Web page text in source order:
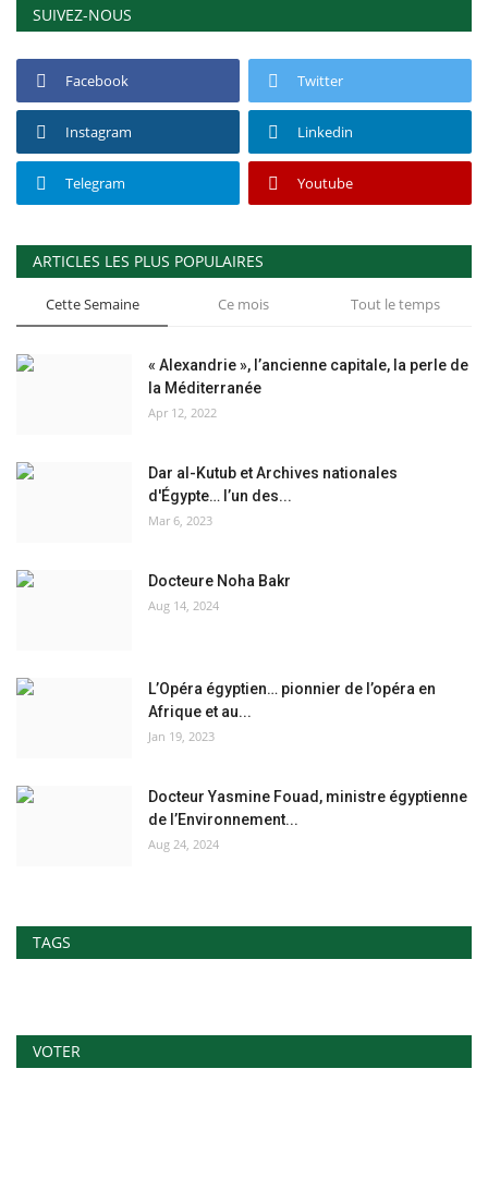
SUIVEZ-NOUS
Facebook Twitter
Instagram Linkedin
Telegram Youtube
ARTICLES LES PLUS POPULAIRES
Cette Semaine Ce mois Tout le temps
« Alexandrie », l’ancienne capitale, la perle de
la Méditerranée
Apr 12, 2022
Dar al-Kutub et Archives nationales
d'Égypte… l’un des...
Mar 6, 2023
Docteure Noha Bakr
Aug 14, 2024
L’Opéra égyptien… pionnier de l’opéra en
Afrique et au...
Jan 19, 2023
Docteur Yasmine Fouad, ministre égyptienne
de l’Environnement...
Aug 24, 2024
TAGS
VOTER